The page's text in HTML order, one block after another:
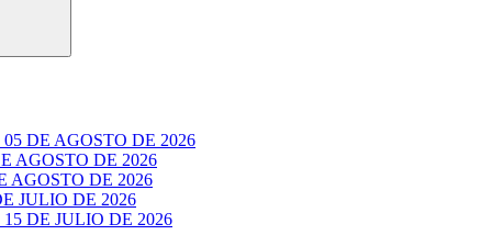
DE AGOSTO DE 2026
AGOSTO DE 2026
AGOSTO DE 2026
JULIO DE 2026
DE JULIO DE 2026